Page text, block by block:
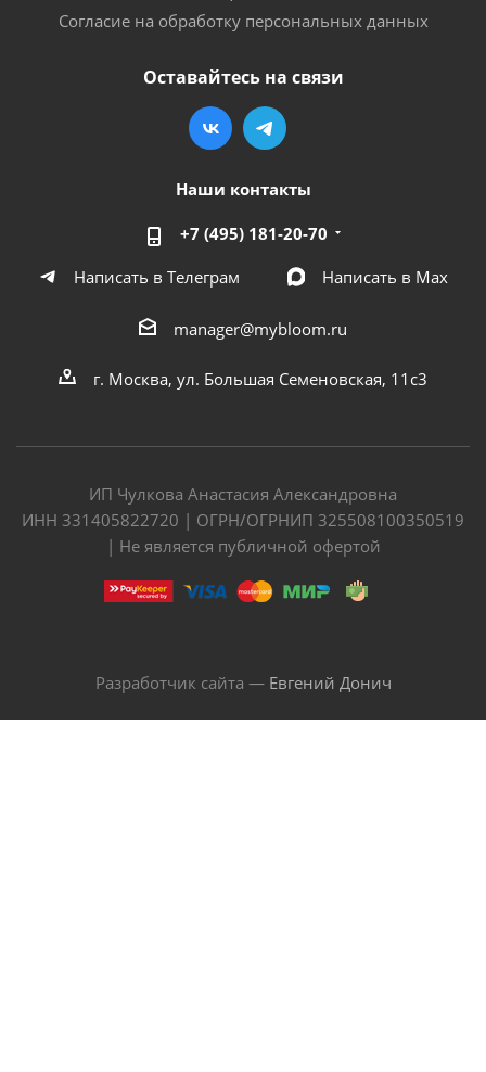
Согласие на обработку персональных данных
Оставайтесь на связи
Наши контакты
+7 (495) 181-20-70
Написать в Телеграм
Написать в Мах
manager@mybloom.ru
г. Москва, ул. Большая Семеновская, 11с3
ИП Чулкова Анастасия Александровна
ИНН 331405822720 | ОГРН/ОГРНИП 325508100350519
| Не является публичной офертой
Разработчик сайта — Евгений Донич